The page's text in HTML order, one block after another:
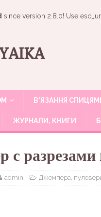
since version 2.8.0! Use
В’ЯЗАННЯ
ЖУРНАЛИ, КНИГИ
с разрезами
admin Джемпера,